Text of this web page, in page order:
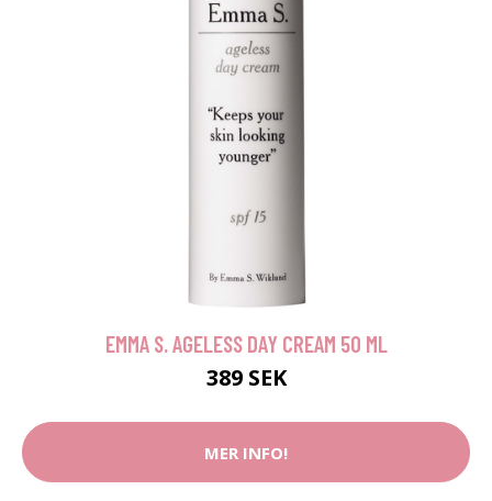
EMMA S. AGELESS DAY CREAM 50 ML
389 SEK
MER INFO!